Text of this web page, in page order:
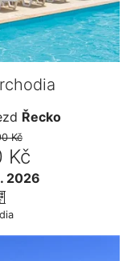
Řecko
Kč
Kč
2026